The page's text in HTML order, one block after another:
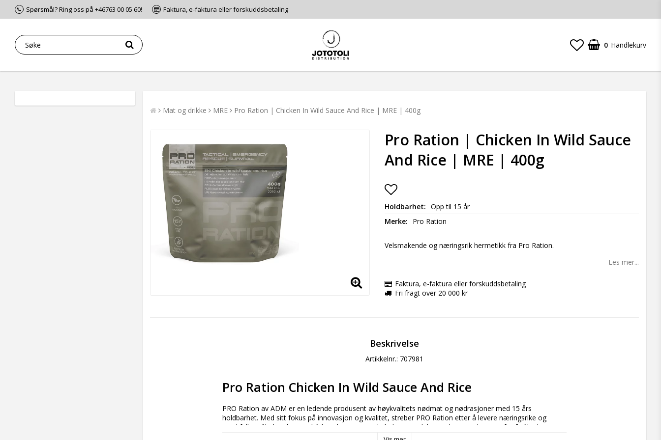
Spørsmål? Ring oss på +46763 00 05 60! Faktura, e-faktura eller forskuddsbetaling
0 Handlekurv
Mat og drikke MRE Pro Ration | Chicken In Wild Sauce And Rice | MRE | 400g
Pro Ration | Chicken In Wild Sauce
And Rice | MRE | 400g
Add to list of favorites
Holdbarhet
Opp til 15 år
Merke
Pro Ration
Velsmakende og næringsrik hermetikk fra Pro Ration.
Les mer...
Faktura, e-faktura eller forskuddsbetaling
Fri fragt over 20 000 kr
Beskrivelse
Artikkelnr.: 707981
Pro Ration Chicken In Wild Sauce And Rice
PRO Ration av ADM er en ledende produsent av høykvalitets nødmat og nødrasjoner med 15 års
holdbarhet. Med sitt fokus på innovasjon og kvalitet, streber PRO Ration etter å levere næringsrike og
smakfulle måltider tilpasset både militære og sivile behov. Produktene deres er designet for å tåle de
tøffeste forhold og sikre at du får den energien og næringen du trenger, uansett situasjon.